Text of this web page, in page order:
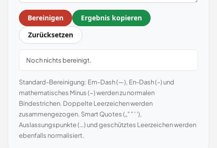
Bereinigen
Ergebnis kopieren
Zurücksetzen
Noch nichts bereinigt.
Standard-Bereinigung: Em-Dash (—), En-Dash (–) und
mathematisches Minus (−) werden zu normalen
Bindestrichen. Doppelte Leerzeichen werden
zusammengezogen. Smart Quotes („" " ' '),
Auslassungspunkte (…) und geschütztes Leerzeichen werden
ebenfalls normalisiert.